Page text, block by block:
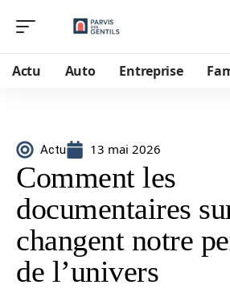
Actu Auto Entreprise
Actu 13 mai 2026
Comment les
documentaires
changent notre
de l’univers